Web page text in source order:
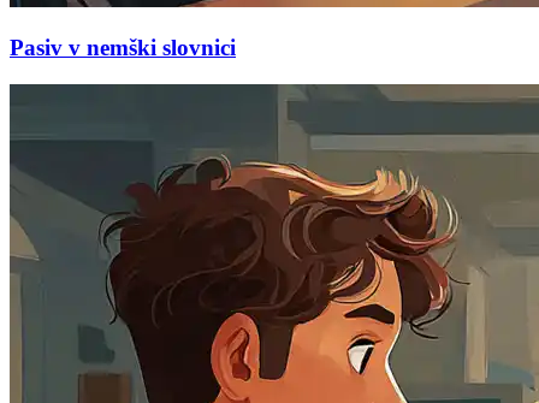
Pasiv v nemški slovnici